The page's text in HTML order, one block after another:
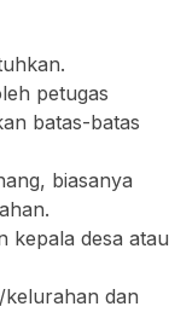
petugas
batas-batas
biasanya
kepala desa atau
kelurahan dan